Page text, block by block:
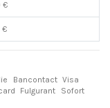
€
€
Bancontact Visa
Fulgurant
Sofort